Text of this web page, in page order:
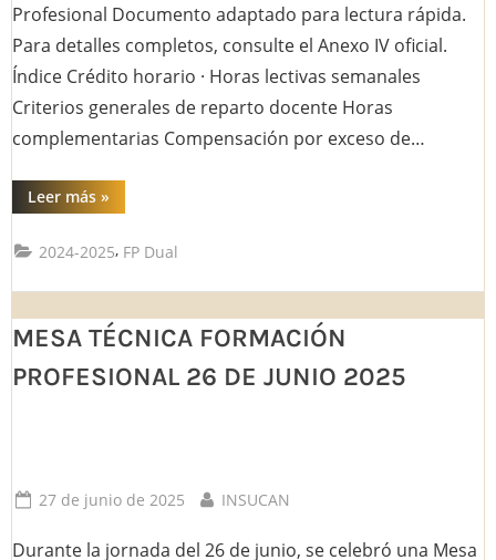
Profesional Documento adaptado para lectura rápida.
Para detalles completos, consulte el Anexo IV oficial.
Índice Crédito horario · Horas lectivas semanales
Criterios generales de reparto docente Horas
complementarias Compensación por exceso de…
Leer más“Guía
resumen
instrucciones
de
y
para
FP
2025-
2026
(Anexo
»
2024-2025, FP Dual
MESA TÉCNICA FORMACIÓN
PROFESIONAL 26 DE JUNIO 2025
Posted
27 de junio de 2025 By
INSUCAN
Durante la jornada del 26 de junio, se celebró una Mesa